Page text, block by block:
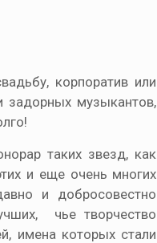
корпоратив или
задорных музыкантов,
таких звезд, как
и еще очень многих
и добросовестно
чье творчество
имена которых стали